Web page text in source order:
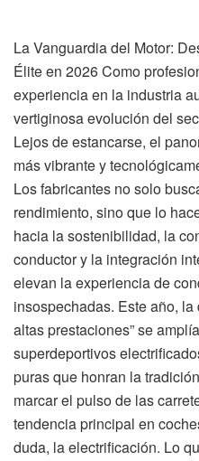
La Vanguardia del Motor:
Élite en 2026 Como
experiencia en la industria
vertiginosa evolución del
Lejos de estancarse, el
más vibrante y
Los fabricantes no solo
rendimiento, sino que lo
hacia la sostenibilidad, la
conductor y la integración
elevan la experiencia de
insospechadas. Este año,
altas prestaciones” se
superdeportivos
puras que honran la
marcar el pulso de las
tendencia principal en
duda, la electrificación. Lo